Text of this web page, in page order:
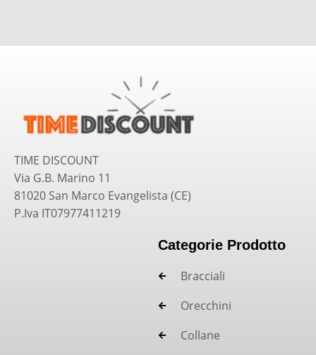
TIME DISCOUNT
Via G.B. Marino 11
81020 San Marco Evangelista (CE)
P.Iva IT07977411219
Categorie Prodotto
Bracciali
Orecchini
Collane